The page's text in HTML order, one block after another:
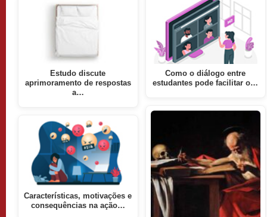
Estudo discute
aprimoramento de respostas
a…
Características, motivações e
consequências na ação…
Como o diálogo entre
estudantes pode facilitar o…